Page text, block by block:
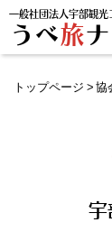
一般社団法人宇部観
うべ旅
トップページ 協
宇